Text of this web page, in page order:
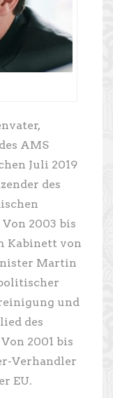
AMS
Juli 2019
des
2003 bis
Kabinett von
Martin
und
des
2001 bis
Verhandler
EU.